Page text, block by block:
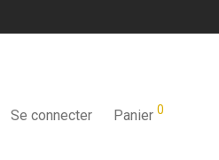
Se connecter Panier 0